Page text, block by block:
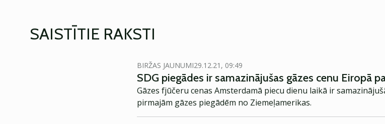
SAISTĪTIE RAKSTI
BIRŽAS JAUNUMI29.12.21, 09:49
SDG piegādes ir samazinājušas gāzes cenu Eiropā
Gāzes fjūčeru cenas Amsterdamā piecu dienu laikā ir
pirmajām gāzes piegādēm no Ziemeļamerikas.